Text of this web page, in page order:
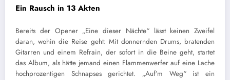
Ein Rausch in 13 Akten
Bereits der Opener „Eine dieser Nächte“ lässt keinen Zweifel
daran, wohin die Reise geht: Mit donnernden Drums, bratenden
Gitarren und einem Refrain, der sofort in die Beine geht, startet
das Album, als hätte jemand einen Flammenwerfer auf eine Lache
hochprozentigen Schnapses gerichtet. „Auf’m Weg“ ist ein